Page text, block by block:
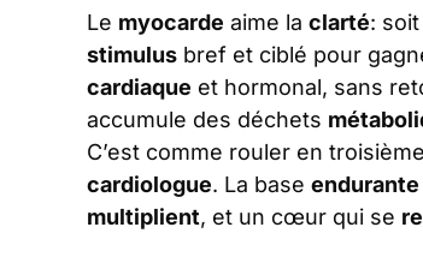
Le myocarde aime la clarté:
stimulus bref et ciblé pour
cardiaque et hormonal, sans
accumule des déchets
C’est comme rouler en
cardiologue. La base endurante
multiplient, et un cœur qui se